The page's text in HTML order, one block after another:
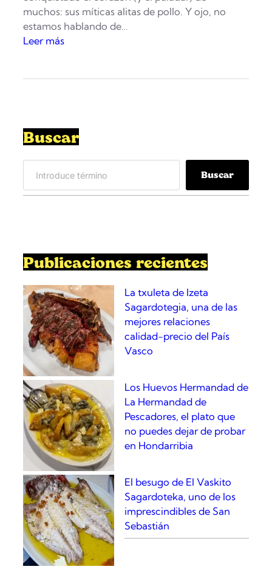
muchos: sus míticas alitas de pollo. Y ojo, no
estamos hablando de…
Leer más:
s
d
p
e
l
B
a
r
D
o
s
L
u
n
a
s
Buscar
a
Buscar
Publicaciones recientes
La txuleta de Izeta
Sagardotegia, una de las
mejores relaciones
calidad-precio del País
Vasco
Los Huevos Hermandad de
La Hermandad de
Pescadores, el plato que
no puedes dejar de probar
en Hondarribia
El besugo de El Vaskito
Sagardoteka, uno de los
imprescindibles de San
Sebastián